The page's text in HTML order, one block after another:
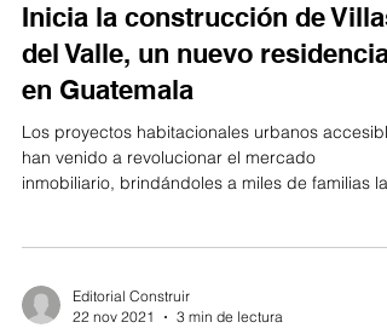
Inicia la construcción de Villas
del Valle, un nuevo residencial
en Guatemala
Los proyectos habitacionales urbanos
han venido a revolucionar el mercado
inmobiliario, brindándoles a miles de familias
Editorial Construir
22 nov 2021
3 min de lectura